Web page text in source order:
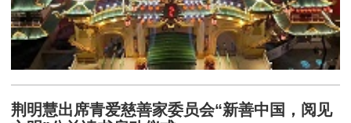
荆明慧出席青爱慈善家委员会“新善中国，阅见